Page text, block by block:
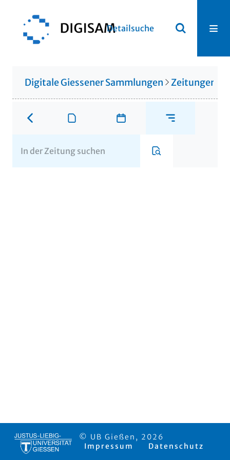
Detailsuche
Digitale Giessener Sammlungen Zeitungen
© UB Gießen, 2026
Impressum
Datenschutz